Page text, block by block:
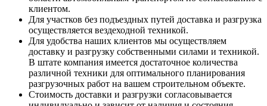
клиентом.
Для участков без подъездных путей доставка и разгрузка
осуществляется вездеходной техникой.
Для удобства наших клиентов мы осуществляем
доставку и разгрузку собственными силами и техникой.
В штате компания имеется достаточное количества
различной техники для оптимального планирования
разгрузочных работ на вашем строительном объекте.
Стоимость доставки и разгрузки согласовывается